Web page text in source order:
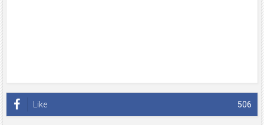
506
Like